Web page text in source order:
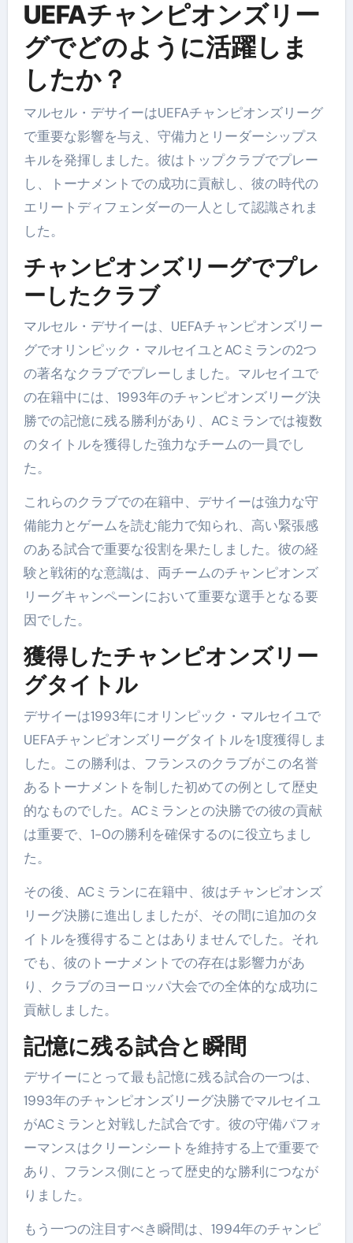
UEFAチャンピオンズリー
グでどのように活躍しま
したか？
マルセル・デサイーはUEFAチャンピオンズリーグ
で重要な影響を与え、守備力とリーダーシップス
キルを発揮しました。彼はトップクラブでプレー
し、トーナメントでの成功に貢献し、彼の時代の
エリートディフェンダーの一人として認識されま
した。
チャンピオンズリーグでプレ
ーしたクラブ
マルセル・デサイーは、UEFAチャンピオンズリー
グでオリンピック・マルセイユとACミランの2つ
の著名なクラブでプレーしました。マルセイユで
の在籍中には、1993年のチャンピオンズリーグ決
勝での記憶に残る勝利があり、ACミランでは複数
のタイトルを獲得した強力なチームの一員でし
た。
これらのクラブでの在籍中、デサイーは強力な守
備能力とゲームを読む能力で知られ、高い緊張感
のある試合で重要な役割を果たしました。彼の経
験と戦術的な意識は、両チームのチャンピオンズ
リーグキャンペーンにおいて重要な選手となる要
因でした。
獲得したチャンピオンズリー
グタイトル
デサイーは1993年にオリンピック・マルセイユで
UEFAチャンピオンズリーグタイトルを1度獲得しま
した。この勝利は、フランスのクラブがこの名誉
あるトーナメントを制した初めての例として歴史
的なものでした。ACミランとの決勝での彼の貢献
は重要で、1-0の勝利を確保するのに役立ちまし
た。
その後、ACミランに在籍中、彼はチャンピオンズ
リーグ決勝に進出しましたが、その間に追加のタ
イトルを獲得することはありませんでした。それ
でも、彼のトーナメントでの存在は影響力があ
り、クラブのヨーロッパ大会での全体的な成功に
貢献しました。
記憶に残る試合と瞬間
デサイーにとって最も記憶に残る試合の一つは、
1993年のチャンピオンズリーグ決勝でマルセイユ
がACミランと対戦した試合です。彼の守備パフォ
ーマンスはクリーンシートを維持する上で重要で
あり、フランス側にとって歴史的な勝利につなが
りました。
もう一つの注目すべき瞬間は、1994年のチャンピ